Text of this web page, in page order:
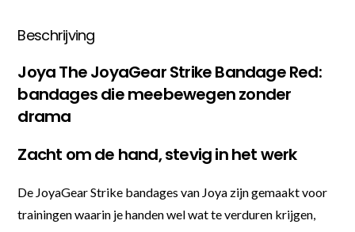
Beschrijving
Joya The JoyaGear Strike Bandage Red:
bandages die meebewegen zonder
drama
Zacht om de hand, stevig in het werk
De JoyaGear Strike bandages van Joya zijn gemaakt voor
trainingen waarin je handen wel wat te verduren krijgen,